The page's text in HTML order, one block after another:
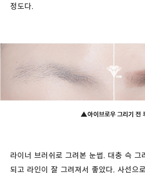
정도다.
▲아이브로우 그리기 전
라이너 브러쉬로 그려본 눈썹. 대충 슥 그
되고 라인이 잘 그려져서 좋았다. 사선으